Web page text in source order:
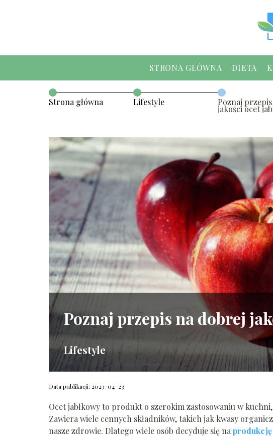
STRONA GŁÓWNA DIETA
Strona główna Lifestyle Poznaj
jakości ocet
Poznaj przepis na dobrej
Lifestyle
Data publikacji: 2023-04-23
Ocet jabłkowy to produkt o szerokim zastosowaniu w
Zawiera wiele cennych składników, takich jak kwasy
nasze zdrowie. Dlatego wiele osób decyduje się na produkcję